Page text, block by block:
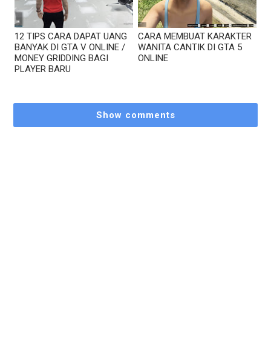
12 TIPS CARA DAPAT UANG
BANYAK DI GTA V ONLINE /
MONEY GRIDDING BAGI
PLAYER BARU
CARA MEMBUAT KARAKTER
WANITA CANTIK DI GTA 5
ONLINE
Show comments